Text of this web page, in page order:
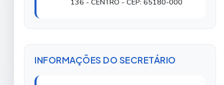
INFORMAÇÕES DO SECRETÁRIO